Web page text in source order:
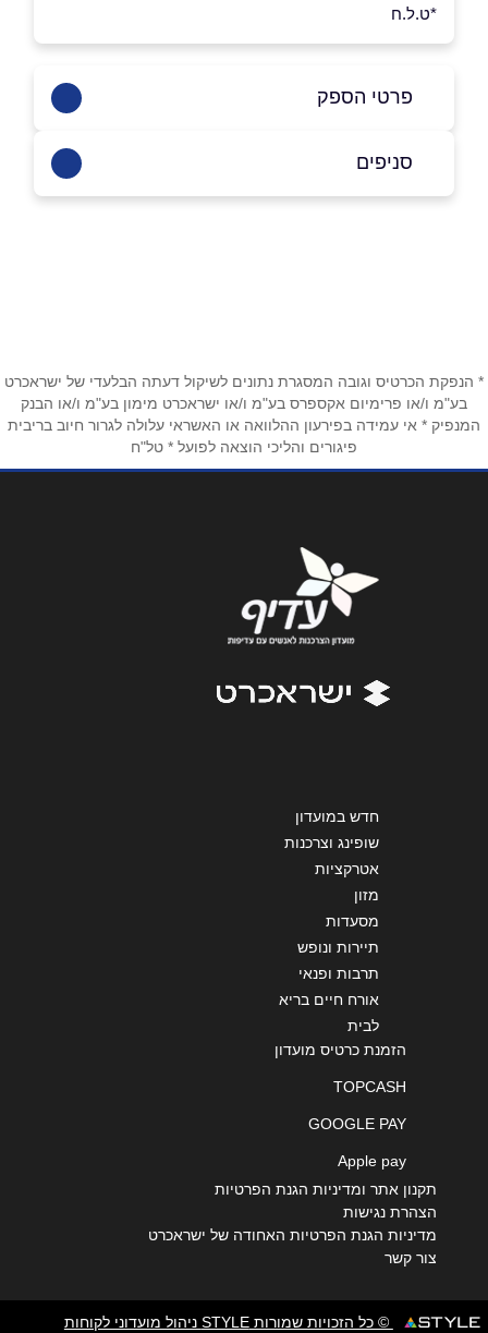
*ט.ל.ח
פרטי הספק
באתר בפייסבוק באינסטגרם
טלפון*
אנא חזרו אלי בקשר ל...
סניפים
ראש העין
זהרה אלפסיה 3
03-7301770
פארק המדע המדע 6
1700-500993
1700-500993
פתח תקווה
תל אביב
* הנפקת הכרטיס וגובה המסגרת נתונים לשיקול דעתה הבלעדי של ישראכרט
בע"מ ו/או פרימיום אקספרס בע"מ ו/או ישראכרט מימון בע"מ ו/או הבנק
המנפיק * אי עמידה בפירעון ההלוואה או האשראי עלולה לגרור חיוב בריבית
פיגורים והליכי הוצאה לפועל * טל"ח
חדש במועדון
שופינג וצרכנות
אטרקציות
מזון
מסעדות
תיירות ונופש
תרבות ופנאי
אורח חיים בריא
לבית
הזמנת כרטיס מועדון
TOPCASH
GOOGLE PAY
Apple pay
תקנון אתר ומדיניות הגנת הפרטיות
הצהרת נגישות
מדיניות הגנת הפרטיות האחודה של ישראכרט
צור קשר
© כל הזכויות שמורות STYLE ניהול מועדוני לקוחות